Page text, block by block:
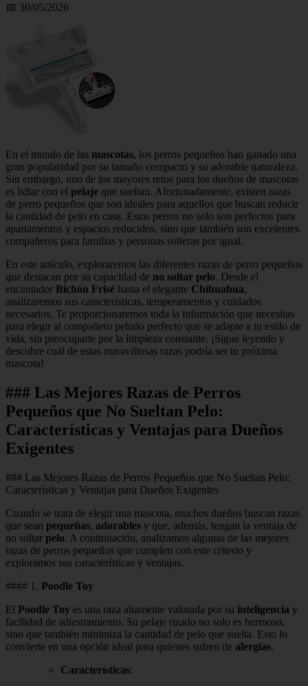
📅 30/05/2026
En el mundo de las mascotas, los perros pequeños han ganado una
gran popularidad por su tamaño compacto y su adorable naturaleza.
Sin embargo, uno de los mayores retos para los dueños de mascotas
es lidiar con el pelaje que sueltan. Afortunadamente, existen razas
de perro pequeños que son ideales para aquellos que buscan reducir
la cantidad de pelo en casa. Estos perros no solo son perfectos para
apartamentos y espacios reducidos, sino que también son excelentes
compañeros para familias y personas solteras por igual.
En este artículo, exploraremos las diferentes razas de perro pequeños
que destacan por su capacidad de no soltar pelo. Desde el
encantador Bichón Frisé hasta el elegante Chihuahua,
analizaremos sus características, temperamentos y cuidados
necesarios. Te proporcionaremos toda la información que necesitas
para elegir al compañero peludo perfecto que se adapte a tu estilo de
vida, sin preocuparte por la limpieza constante. ¡Sigue leyendo y
descubre cuál de estas maravillosas razas podría ser tu próxima
mascota!
### Las Mejores Razas de Perros
Pequeños que No Sueltan Pelo:
Características y Ventajas para Dueños
Exigentes
### Las Mejores Razas de Perros Pequeños que No Sueltan Pelo:
Características y Ventajas para Dueños Exigentes
Cuando se trata de elegir una mascota, muchos dueños buscan razas
que sean pequeñas, adorables y que, además, tengan la ventaja de
no soltar pelo. A continuación, analizamos algunas de las mejores
razas de perros pequeños que cumplen con este criterio y
exploramos sus características y ventajas.
#### 1. Poodle Toy
El Poodle Toy es una raza altamente valorada por su inteligencia y
facilidad de adiestramiento. Su pelaje rizado no solo es hermoso,
sino que también minimiza la cantidad de pelo que suelta. Esto lo
convierte en una opción ideal para quienes sufren de alergias.
Características: